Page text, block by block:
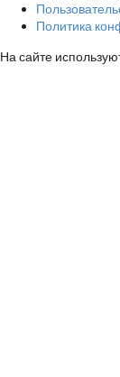
Политика
На сайте